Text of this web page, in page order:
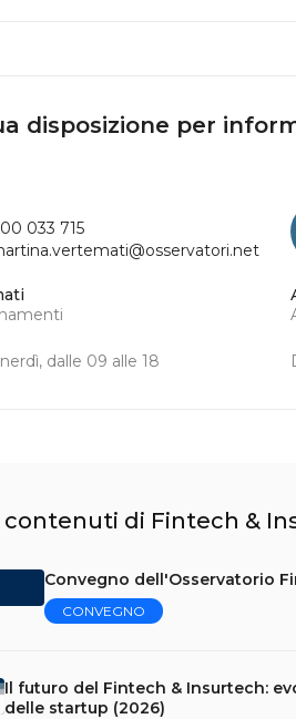
disposizione per
dalle 09 alle 18
033 715
contenuti di Fintech &
Convegno dell'Osservatorio
CONVEGNO
Il futuro del Fintech & Insurtech:
delle startup (2026)